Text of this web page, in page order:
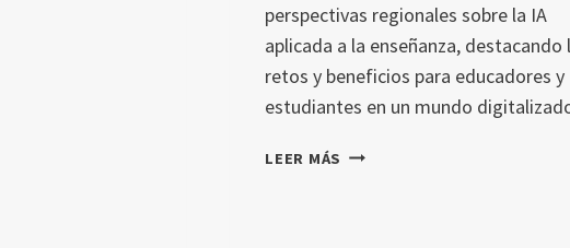
perspectivas regionales sobre la IA
aplicada a la enseñanza, destacando
retos y beneficios para educadores y
estudiantes en un mundo
LEER MÁS AVANCES